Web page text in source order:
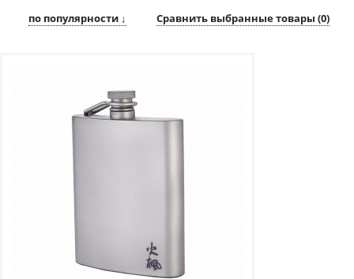
по популярности ↓ Сравнить выбранные товары (0)